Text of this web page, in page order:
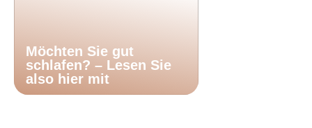
Möchten Sie gut
schlafen? – Lesen Sie
also hier mit